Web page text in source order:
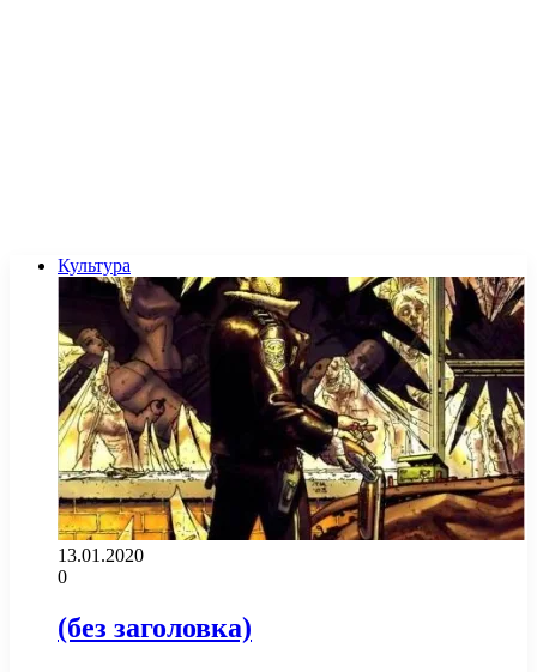
Культура
13.01.2020
0
(без заголовка)